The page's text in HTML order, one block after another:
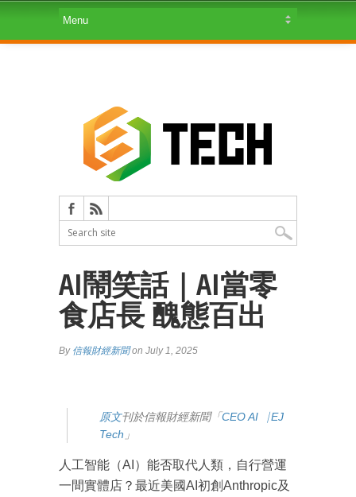
AI鬧笑話｜AI當零
食店長 醜態百出
By 信報財經新聞on July 1, 2025
原文刊於信報財經新聞「CEO AI⎹ EJ
Tech 」
人工智能（AI）能否取代人類，自行營運
一間實體店？最近美國AI初創Anthropic及